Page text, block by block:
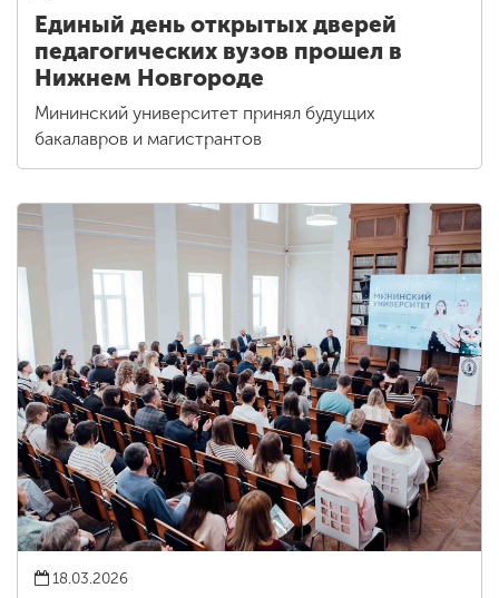
Единый день открытых дверей
педагогических вузов прошел в
Нижнем Новгороде
Мининский университет принял будущих
бакалавров и магистрантов
18.03.2026